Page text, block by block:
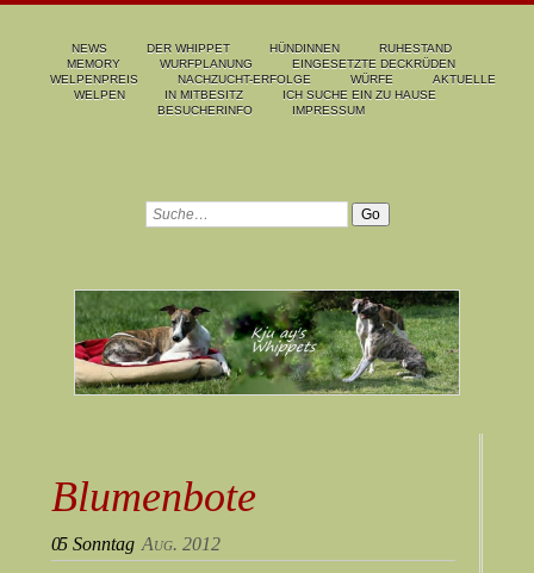
NEWS DER WHIPPET HÜNDINNEN
RUHESTAND
MEMORY
WURFPLANUNG
EINGESETZTE DECKRÜDEN
WELPENPREIS
NACHZUCHT-ERFOLGE WÜRFE
AKTUELLE
WELPEN
IN MITBESITZ
ICH SUCHE EIN ZU HAUSE
BESUCHERINFO
IMPRESSUM
Blumenbote
05 Sonntag Aug. 2012